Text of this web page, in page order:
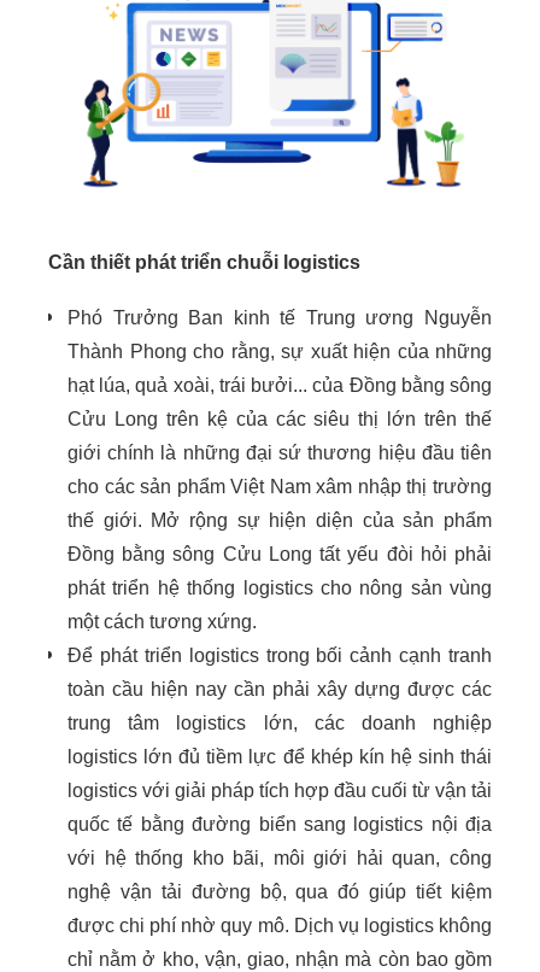
Cần thiết phát triển chuỗi logistics
Phó Trưởng Ban kinh tế Trung ương Nguyễn
Thành Phong cho rằng, sự xuất hiện của những
hạt lúa, quả xoài, trái bưởi... của Đồng bằng sông
Cửu Long trên kệ của các siêu thị lớn trên thế
giới chính là những đại sứ thương hiệu đầu tiên
cho các sản phẩm Việt Nam xâm nhập thị trường
thế giới. Mở rộng sự hiện diện của sản phẩm
Đồng bằng sông Cửu Long tất yếu đòi hỏi phải
phát triển hệ thống logistics cho nông sản vùng
một cách tương xứng.
Để phát triển logistics trong bối cảnh cạnh tranh
toàn cầu hiện nay cần phải xây dựng được các
trung tâm logistics lớn, các doanh nghiệp
logistics lớn đủ tiềm lực để khép kín hệ sinh thái
logistics với giải pháp tích hợp đầu cuối từ vận tải
quốc tế bằng đường biển sang logistics nội địa
với hệ thống kho bãi, môi giới hải quan, công
nghệ vận tải đường bộ, qua đó giúp tiết kiệm
được chi phí nhờ quy mô. Dịch vụ logistics không
chỉ nằm ở kho, vận, giao, nhận mà còn bao gồm